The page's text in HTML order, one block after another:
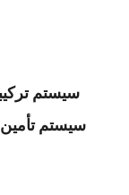
سیستم